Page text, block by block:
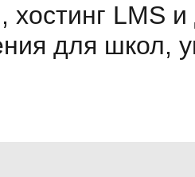
LMS
для школ,